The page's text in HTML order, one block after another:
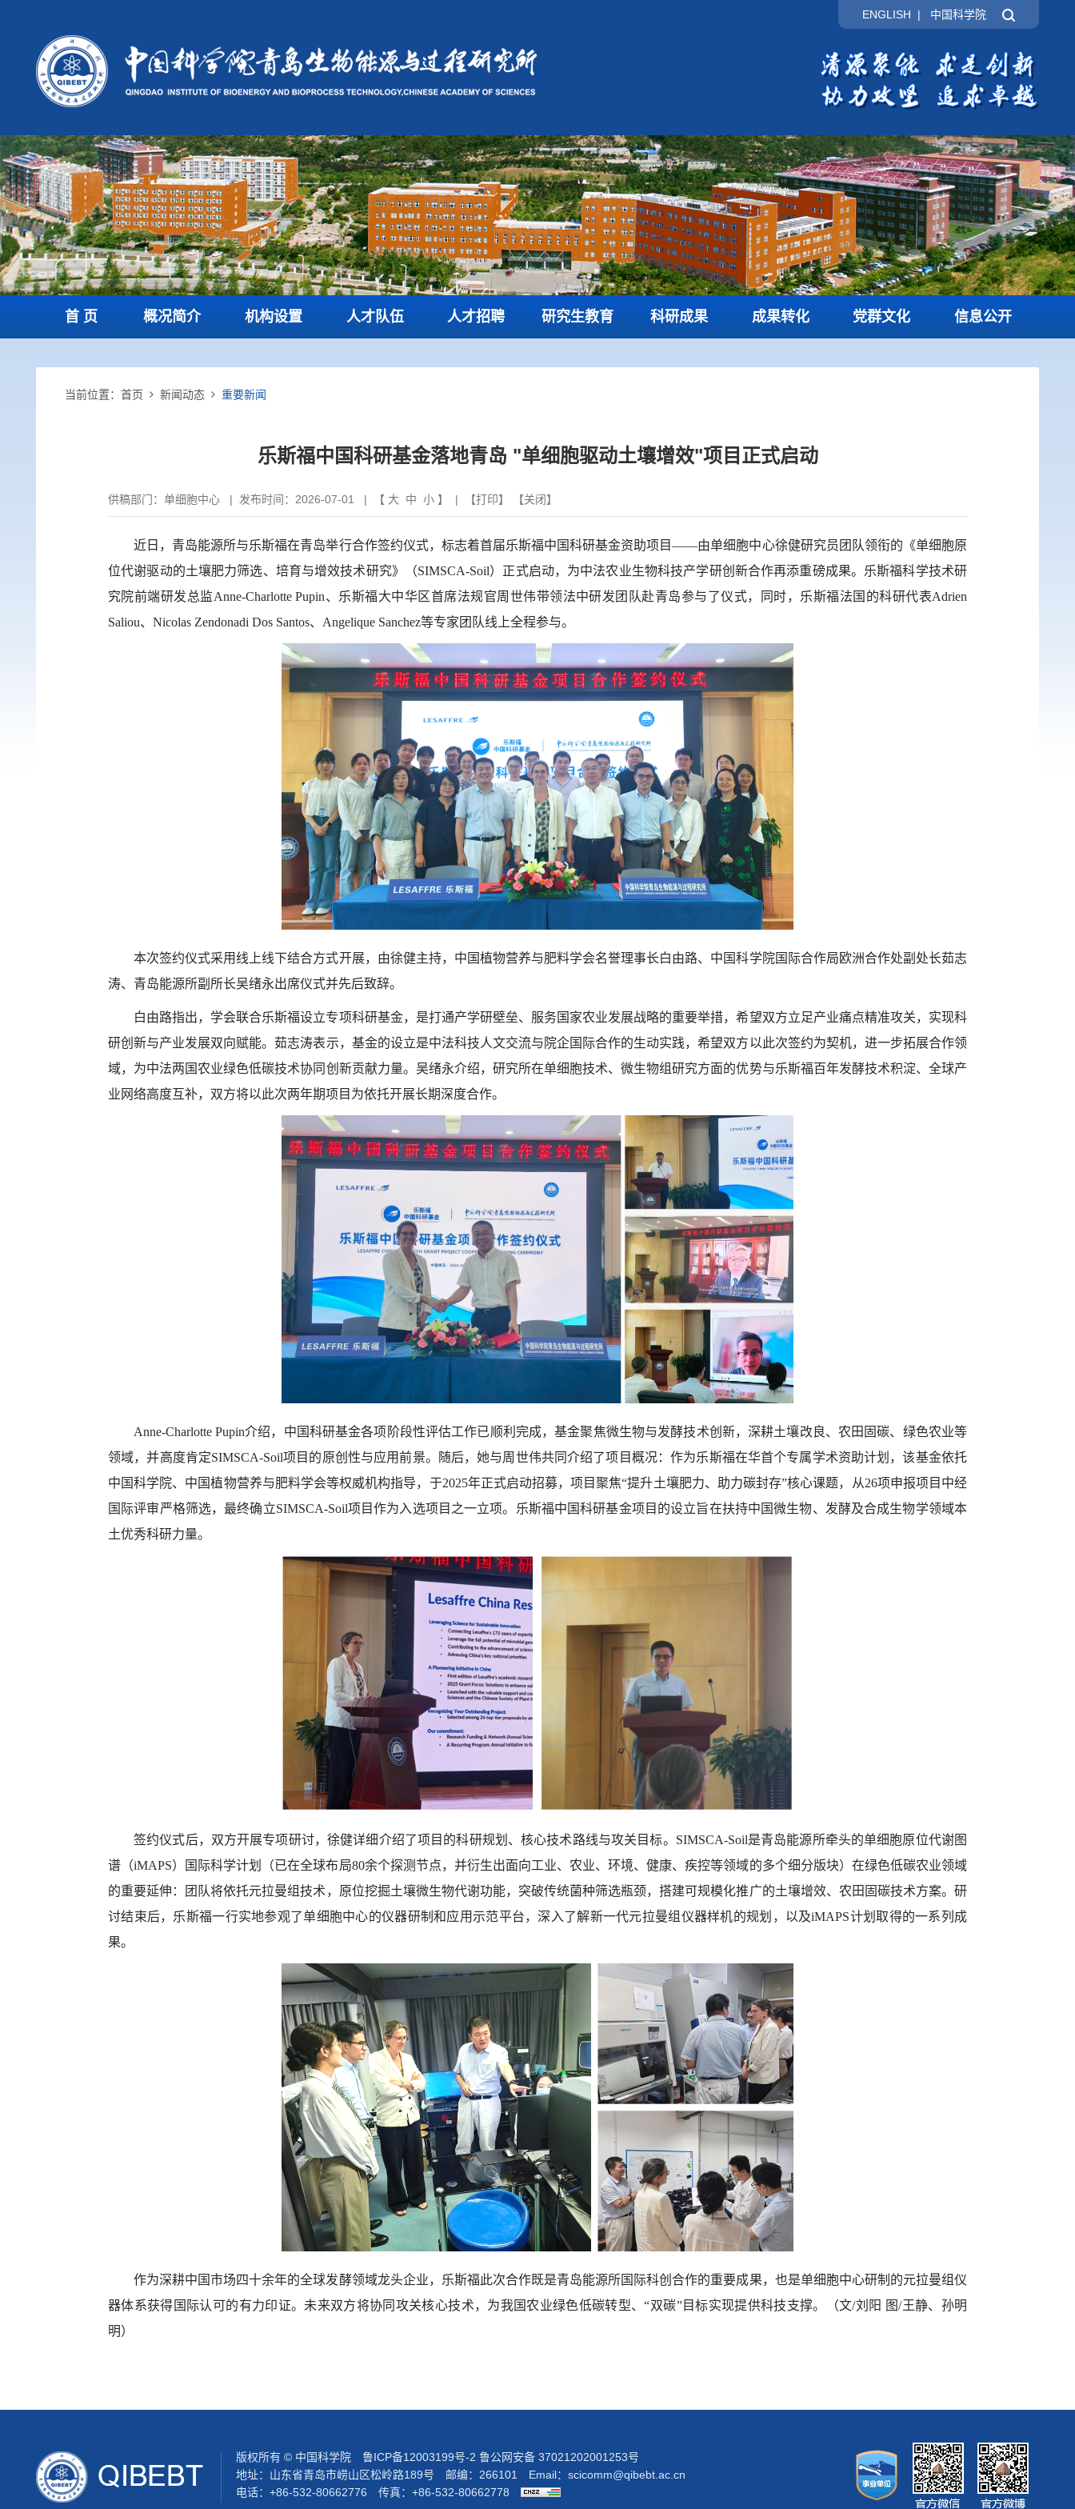
ENGLISH | 中国科学院
首 页 概况简介 机构设置 人才队伍 人才招聘 研究生教育 科研成果 成果转化 党群文化 信息公开
当前位置： 首页 新闻动态 重要新闻
乐斯福中国科研基金落地青岛 "单细胞驱动土壤增效"项目正式启动
供稿部门： 单细胞中心 | 发布时间：2026-07-01 | 【 大 中 小 】 | 【打印】 【关闭】
近日，青岛能源所与乐斯福在青岛举行合作签约仪式，标志着首届乐斯福中国科研基金资助项目——由单细胞中心徐健研究员团队领衔的《单细胞原
位代谢驱动的土壤肥力筛选、培育与增效技术研究》（SIMSCA-Soil）正式启动，为中法农业生物科技产学研创新合作再添重磅成果。乐斯福科学技术研
究院前端研发总监Anne-Charlotte Pupin、乐斯福大中华区首席法规官周世伟带领法中研发团队赴青岛参与了仪式，同时，乐斯福法国的科研代表Adrien
Saliou、 Nicolas Zendonadi Dos Santos、 Angelique Sanchez等专家团队线上全程参与。
本次签约仪式采用线上线下结合方式开展，由徐健主持，中国植物营养与肥料学会名誉理事长白由路、中国科学院国际合作局欧洲合作处副处长茹志
涛、青岛能源所副所长吴绪永出席仪式并先后致辞。
白由路指出，学会联合乐斯福设立专项科研基金，是打通产学研壁垒、服务国家农业发展战略的重要举措，希望双方立足产业痛点精准攻关，实现科
研创新与产业发展双向赋能。茹志涛表示，基金的设立是中法科技人文交流与院企国际合作的生动实践，希望双方以此次签约为契机，进一步拓展合作领
域，为中法两国农业绿色低碳技术协同创新贡献力量。吴绪永介绍，研究所在单细胞技术、微生物组研究方面的优势与乐斯福百年发酵技术积淀、全球产
业网络高度互补，双方将以此次两年期项目为依托开展长期深度合作。
Anne-Charlotte Pupin介绍，中国科研基金各项阶段性评估工作已顺利完成，基金聚焦微生物与发酵技术创新，深耕土壤改良、农田固碳、绿色农业等
领域，并高度肯定SIMSCA-Soil项目的原创性与应用前景。随后，她与周世伟共同介绍了项目概况：作为乐斯福在华首个专属学术资助计划，该基金依托
中国科学院、中国植物营养与肥料学会等权威机构指导，于2025年正式启动招募，项目聚焦“提升土壤肥力、助力碳封存”核心课题，从26项申报项目中经
国际评审严格筛选，最终确立SIMSCA-Soil项目作为入选项目之一立项。乐斯福中国科研基金项目的设立旨在扶持中国微生物、发酵及合成生物学领域本
土优秀科研力量。
签约仪式后，双方开展专项研讨，徐健详细介绍了项目的科研规划、核心技术路线与攻关目标。 SIMSCA-Soil是青岛能源所牵头的单细胞原位代谢图
谱（iMAPS）国际科学计划（已在全球布局80余个探测节点，并衍生出面向工业、农业、环境、健康、疾控等领域的多个细分版块）在绿色低碳农业领域
的重要延伸：团队将依托元拉曼组技术，原位挖掘土壤微生物代谢功能，突破传统菌种筛选瓶颈，搭建可规模化推广的土壤增效、农田固碳技术方案。研
讨结束后，乐斯福一行实地参观了单细胞中心的仪器研制和应用示范平台，深入了解新一代元拉曼组仪器样机的规划，以及iMAPS计划取得的一系列成
果。
作为深耕中国市场四十余年的全球发酵领域龙头企业，乐斯福此次合作既是青岛能源所国际科创合作的重要成果，也是单细胞中心研制的元拉曼组仪
器体系获得国际认可的有力印证。未来双方将协同攻关核心技术，为我国农业绿色低碳转型、“双碳”目标实现提供科技支撑。（文/刘阳 图/王静、孙明
明）
版权所有 © 中国科学院 鲁ICP备12003199号-2 鲁公网安备 37021202001253号
地址：山东省青岛市崂山区松岭路189号 邮编：266101 Email： scicomm@qibebt.ac.cn
电话：+86-532-80662776 传真：+86-532-80662778